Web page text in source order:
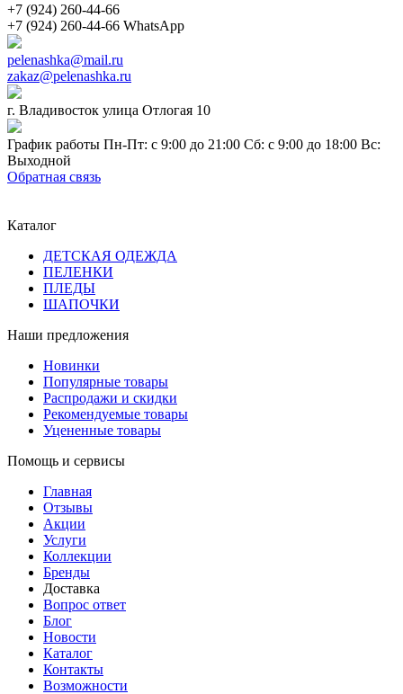
+7 (924) 260-44-66
+7 (924) 260-44-66 WhatsApp
pelenashka@mail.ru
zakaz@pelenashka.ru
г. Владивосток улица Отлогая 10
График работы Пн-Пт: с 9:00 до 21:00 Сб: с 9:00 до 18:00 Вс:
Выходной
Обратная связь
Каталог
ДЕТСКАЯ ОДЕЖДА
ПЕЛЕНКИ
ПЛЕДЫ
ШАПОЧКИ
Наши предложения
Новинки
Популярные товары
Распродажи и скидки
Рекомендуемые товары
Уцененные товары
Помощь и сервисы
Главная
Отзывы
Акции
Услуги
Коллекции
Бренды
Доставка
Вопрос ответ
Блог
Новости
Каталог
Контакты
Возможности